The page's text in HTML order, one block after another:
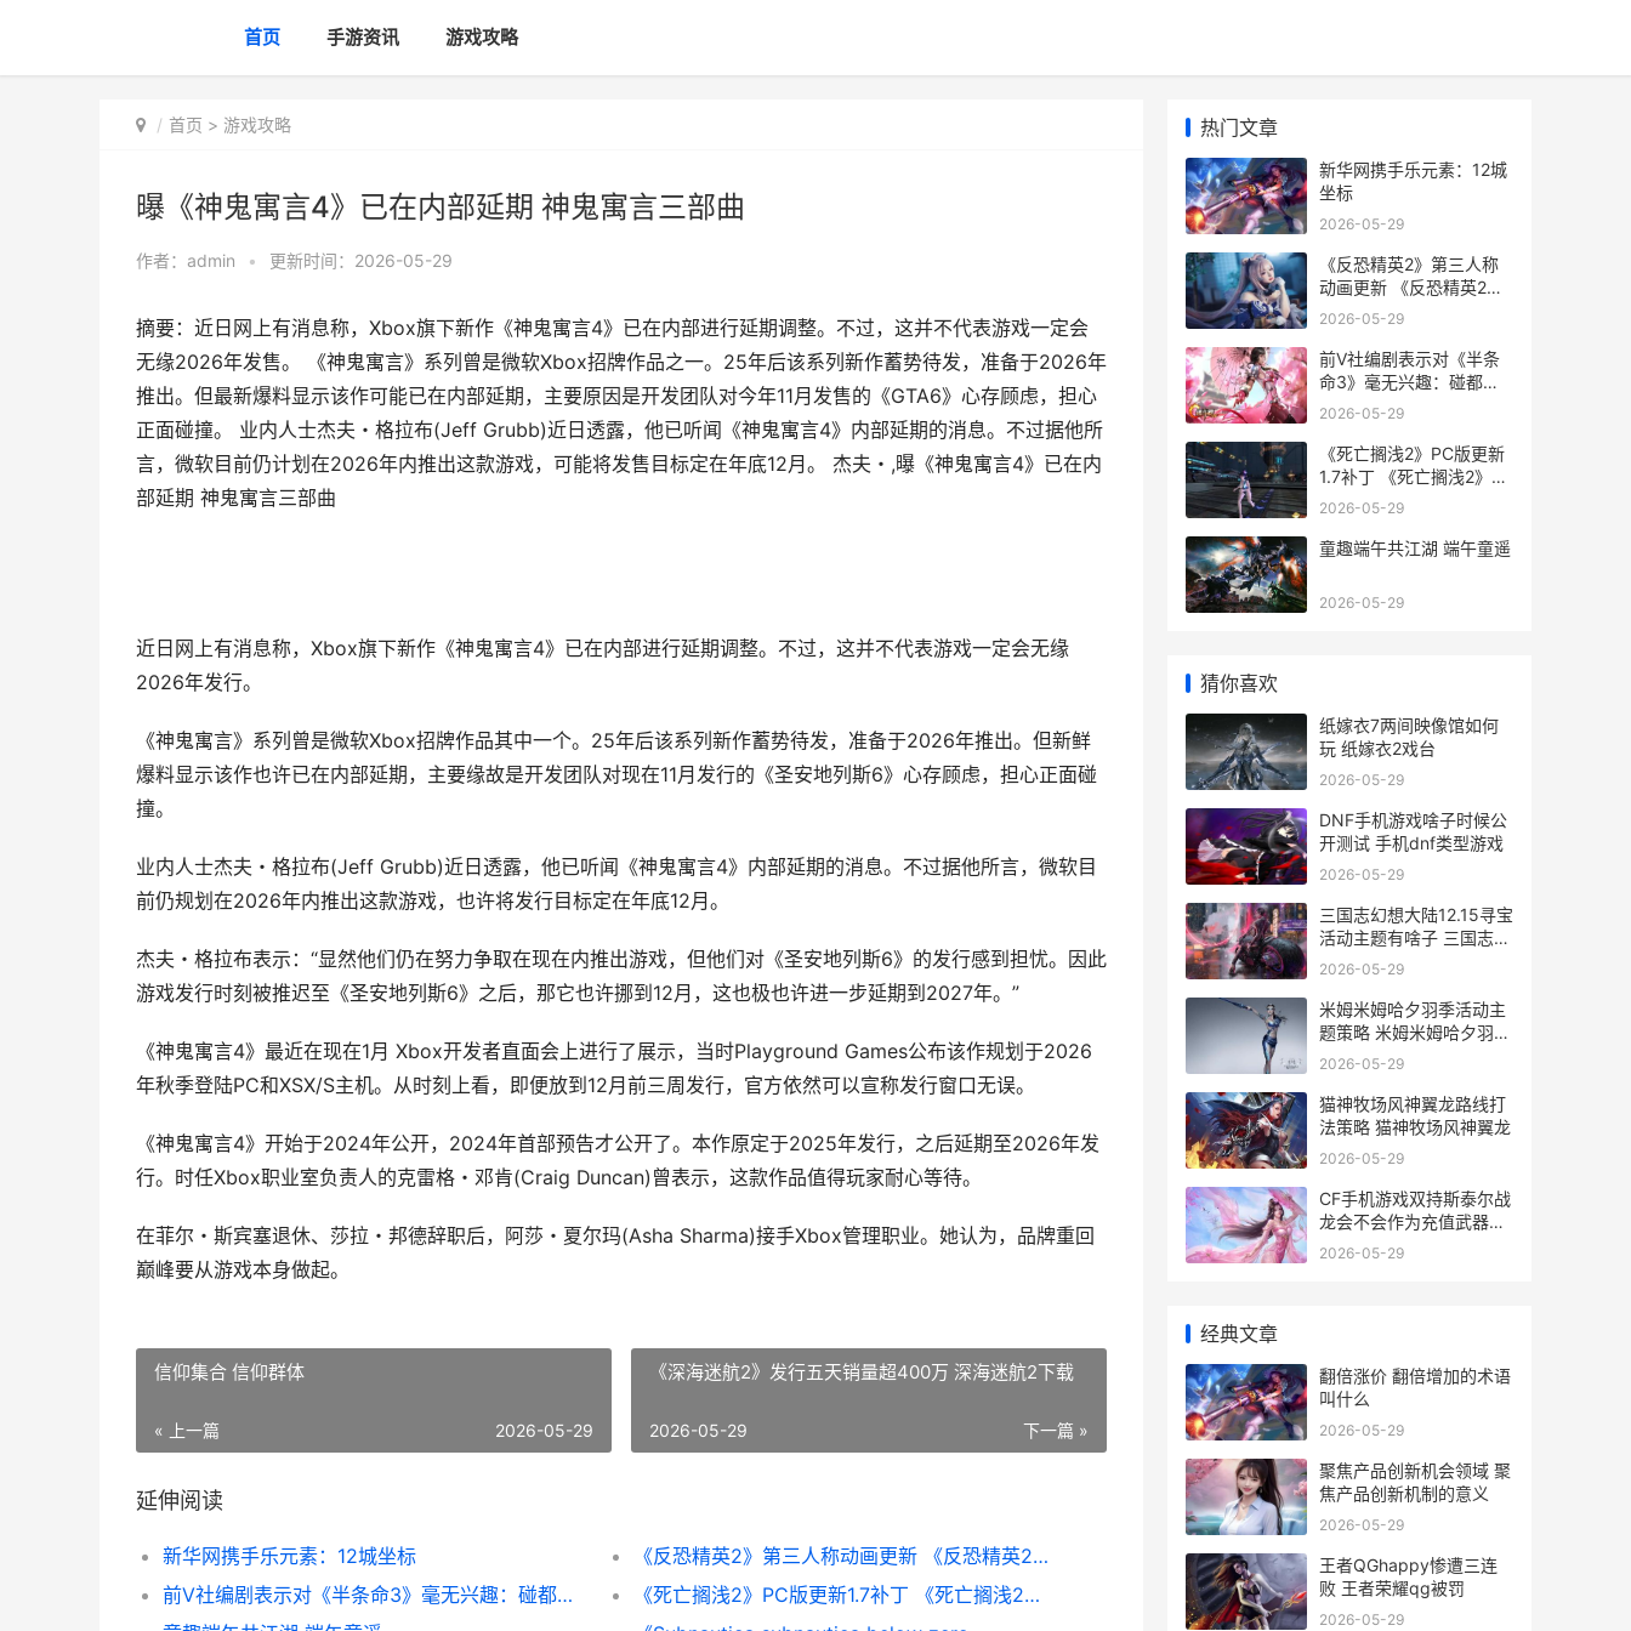
首页 手游资讯 游戏攻略
首页 > 游戏攻略
曝《神鬼寓言4》已在内部延期 神鬼寓言三部曲
作者： admin • 更新时间：2026-05-29
摘要：近日网上有消息称，Xbox旗下新作《神鬼寓言4》已在内部进行延期调整。不过，这并不代表游戏一定会
无缘2026年发售。 《神鬼寓言》系列曾是微软Xbox招牌作品之一。25年后该系列新作蓄势待发，准备于2026年
推出。但最新爆料显示该作可能已在内部延期，主要原因是开发团队对今年11月发售的《GTA6》心存顾虑，担心
正面碰撞。 业内人士杰夫・格拉布(Jeff Grubb)近日透露，他已听闻《神鬼寓言4》内部延期的消息。不过据他所
言，微软目前仍计划在2026年内推出这款游戏，可能将发售目标定在年底12月。 杰夫・,曝《神鬼寓言4》已在内
部延期 神鬼寓言三部曲
近日网上有消息称，Xbox旗下新作《神鬼寓言4》已在内部进行延期调整。不过，这并不代表游戏一定会无缘
2026年发行。
《神鬼寓言》系列曾是微软Xbox招牌作品其中一个。25年后该系列新作蓄势待发，准备于2026年推出。但新鲜
爆料显示该作也许已在内部延期，主要缘故是开发团队对现在11月发行的《圣安地列斯6》心存顾虑，担心正面碰
撞。
业内人士杰夫・格拉布(Jeff Grubb)近日透露，他已听闻《神鬼寓言4》内部延期的消息。不过据他所言，微软目
前仍规划在2026年内推出这款游戏，也许将发行目标定在年底12月。
杰夫・格拉布表示：“显然他们仍在努力争取在现在内推出游戏，但他们对《圣安地列斯6》的发行感到担忧。因此
游戏发行时刻被推迟至《圣安地列斯6》之后，那它也许挪到12月，这也极也许进一步延期到2027年。”
《神鬼寓言4》最近在现在1月 Xbox开发者直面会上进行了展示，当时Playground Games公布该作规划于2026
年秋季登陆PC和XSX/S主机。从时刻上看，即便放到12月前三周发行，官方依然可以宣称发行窗口无误。
《神鬼寓言4》开始于2024年公开，2024年首部预告才公开了。本作原定于2025年发行，之后延期至2026年发
行。时任Xbox职业室负责人的克雷格・邓肯(Craig Duncan)曾表示，这款作品值得玩家耐心等待。
在菲尔・斯宾塞退休、莎拉・邦德辞职后，阿莎・夏尔玛(Asha Sharma)接手Xbox管理职业。她认为，品牌重回
巅峰要从游戏本身做起。
信仰集合 信仰群体
« 上一篇 2026-05-29
《深海迷航2》发行五天销量超400万 深海迷航2下载
下一篇 »
2026-05-29
延伸阅读
新华网携手乐元素：12城坐标
《反恐精英2》第三人称动画更新 《反恐精英2》直接安装游戏
前V社编剧表示对《半条命3》毫无兴趣：碰都不想碰
《死亡搁浅2》PC版更新1.7补丁 《死亡搁浅2》PC修改器
热门文章
新华网携手乐元素：12城
坐标
2026-05-29
《反恐精英2》第三人称
动画更新 《反恐精英2》
直接安装游戏
2026-05-29
前V社编剧表示对《半条
命3》毫无兴趣：碰都不
想碰
2026-05-29
《死亡搁浅2》PC版更新
1.7补丁 《死亡搁浅2》
PC修改器
2026-05-29
童趣端午共江湖 端午童遥
2026-05-29
猜你喜欢
纸嫁衣7两间映像馆如何
玩 纸嫁衣2戏台
2026-05-29
DNF手机游戏啥子时候公
开测试 手机dnf类型游戏
2026-05-29
三国志幻想大陆12.15寻宝
活动主题有啥子 三国志幻
想大陆0.1折
2026-05-29
米姆米姆哈夕羽季活动主
题策略 米姆米姆哈夕羽雀
怎么培育
2026-05-29
猫神牧场风神翼龙路线打
法策略 猫神牧场风神翼龙
2026-05-29
CF手机游戏双持斯泰尔战
龙会不会作为充值武器上
线 cf手机游戏双持怎么玩
2026-05-29
经典文章
翻倍涨价 翻倍增加的术语
叫什么
2026-05-29
聚焦产品创新机会领域 聚
焦产品创新机制的意义
2026-05-29
王者QGhappy惨遭三连
败 王者荣耀qg被罚
2026-05-29